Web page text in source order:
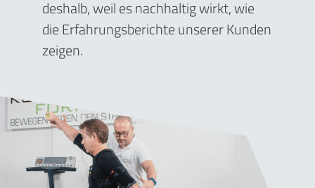
deshalb, weil es nachhaltig wirkt, wie
die Erfahrungsberichte unserer Kunden
zeigen.